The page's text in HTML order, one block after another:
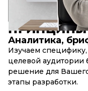
Аналитика,
Изучаем
целевой аудитории
решение для
этапы разработки.